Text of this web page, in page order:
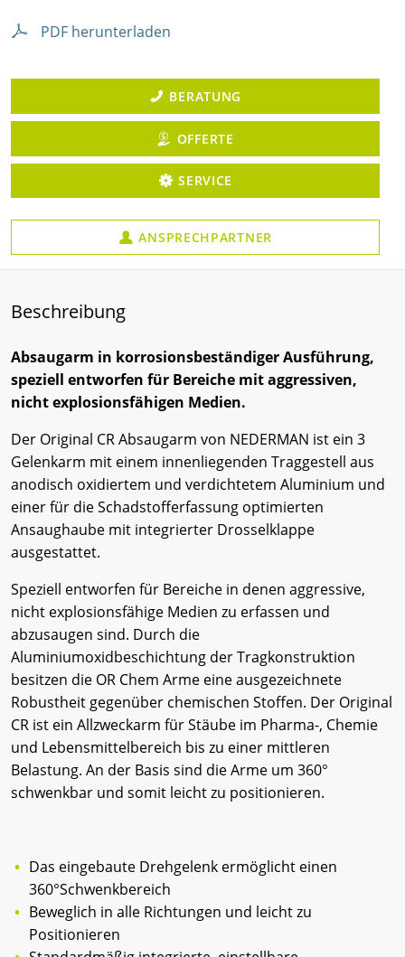
PDF herunterladen
BERATUNG
OFFERTE
SERVICE
ANSPRECHPARTNER
Beschreibung
Absaugarm in korrosionsbeständiger Ausführung,
speziell entworfen für Bereiche mit aggressiven,
nicht explosionsfähigen Medien.
Der Original CR Absaugarm von NEDERMAN ist ein 3
Gelenkarm mit einem innenliegenden Traggestell aus
anodisch oxidiertem und verdichtetem Aluminium und
einer für die Schadstofferfassung optimierten
Ansaughaube mit integrierter Drosselklappe
ausgestattet.
Speziell entworfen für Bereiche in denen aggressive,
nicht explosionsfähige Medien zu erfassen und
abzusaugen sind. Durch die
Aluminiumoxidbeschichtung der Tragkonstruktion
besitzen die OR Chem Arme eine ausgezeichnete
Robustheit gegenüber chemischen Stoffen. Der Original
CR ist ein Allzweckarm für Stäube im Pharma-, Chemie
und Lebensmittelbereich bis zu einer mittleren
Belastung. An der Basis sind die Arme um 360°
schwenkbar und somit leicht zu positionieren.
Das eingebaute Drehgelenk ermöglicht einen
360°Schwenkbereich
Beweglich in alle Richtungen und leicht zu
Positionieren